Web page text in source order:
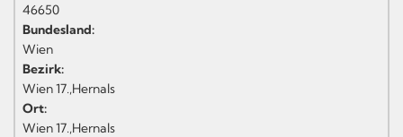
46650
Bundesland:
Wien
Bezirk:
Wien 17.,Hernals
Ort:
Wien 17.,Hernals